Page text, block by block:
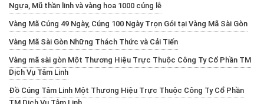
Ngựa, Mũ thần linh và vàng hoa 1000 cúng lễ
Vàng Mã Cúng 49 Ngày, Cúng 100 Ngày Trọn Gói tại Vàng Mã Sài Gòn
Vàng Mã Sài Gòn Những Thách Thức và Cải Tiến
Vàng mã sài gòn Một Thương Hiệu Trực Thuộc Công Ty Cổ Phần TM
Dịch Vụ Tâm Linh
Đồ Cúng Tâm Linh Một Thương Hiệu Trực Thuộc Công Ty Cổ Phần